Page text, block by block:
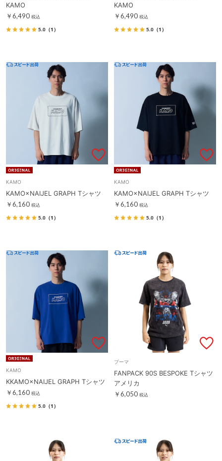
KAMO
￥6,490 税込
5.0 （1）
KAMO
￥6,490 税込
5.0 （1）
KAMO
KAMO×NAIJEL GRAPH Tシャツ
￥6,160 税込
5.0 （1）
KAMO
KAMO×NAIJEL GRAPH Tシャツ
￥6,160 税込
5.0 （1）
KAMO
KKAMO×NAIJEL GRAPH Tシャツ
￥6,160 税込
5.0 （1）
プーマ
FANPACK 90S BESPOKE Tシャツ
アメリカ
￥6,050 税込